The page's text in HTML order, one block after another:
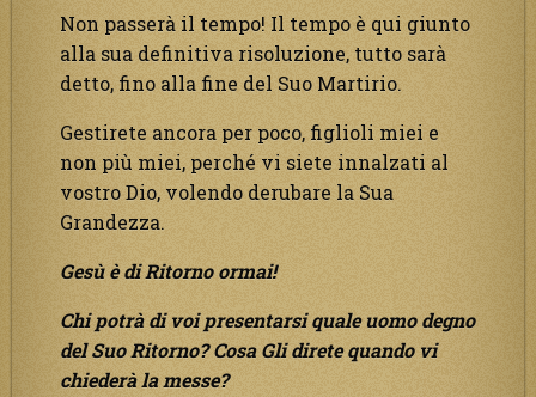
Non passerà il tempo! Il tempo è qui giunto
alla sua definitiva risoluzione, tutto sarà
detto, fino alla fine del Suo Martirio.
Gestirete ancora per poco, figlioli miei e
non più miei, perché vi siete innalzati al
vostro Dio, volendo derubare la Sua
Grandezza.
Gesù è di Ritorno ormai!
Chi potrà di voi presentarsi quale uomo degno
del Suo Ritorno? Cosa Gli direte quando vi
chiederà la messe?